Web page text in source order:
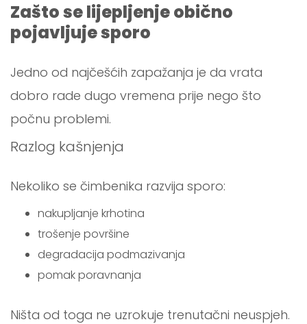
Zašto se lijepljenje obično
pojavljuje sporo
Jedno od najčešćih zapažanja je da vrata
dobro rade dugo vremena prije nego što
počnu problemi.
Razlog kašnjenja
Nekoliko se čimbenika razvija sporo:
nakupljanje krhotina
trošenje površine
degradacija podmazivanja
pomak poravnanja
Ništa od toga ne uzrokuje trenutačni neuspjeh.